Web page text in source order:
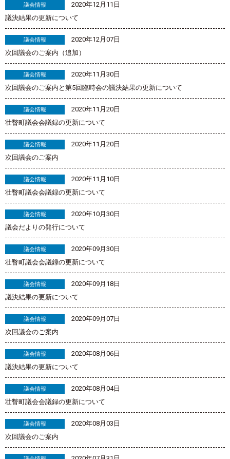
議会情報
2020年12月11日
議決結果の更新について
議会情報
2020年12月07日
次回議会のご案内（追加）
議会情報
2020年11月30日
次回議会のご案内と第5回臨時会の議決結果の更新について
議会情報
2020年11月20日
壮瞥町議会会議録の更新について
議会情報
2020年11月20日
次回議会のご案内
議会情報
2020年11月10日
壮瞥町議会会議録の更新について
議会情報
2020年10月30日
議会だよりの発行について
議会情報
2020年09月30日
壮瞥町議会会議録の更新について
議会情報
2020年09月18日
議決結果の更新について
議会情報
2020年09月07日
次回議会のご案内
議会情報
2020年08月06日
議決結果の更新について
議会情報
2020年08月04日
壮瞥町議会会議録の更新について
議会情報
2020年08月03日
次回議会のご案内